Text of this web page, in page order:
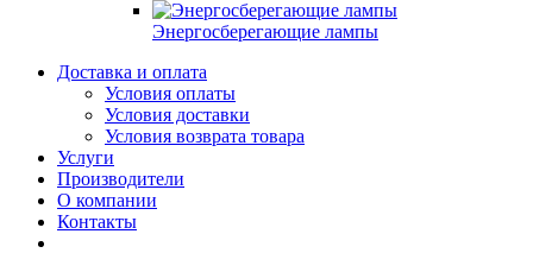
Энергосберегающие лампы
Доставка и оплата
Условия оплаты
Условия доставки
Условия возврата товара
Услуги
Производители
О компании
Контакты